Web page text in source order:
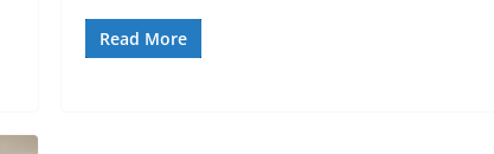
Read More